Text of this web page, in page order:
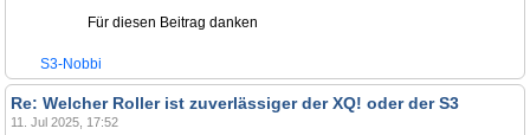
Für diesen Beitrag danken
S3-Nobbi
Re: Welcher Roller ist zuverlässiger der XQ! oder der S3
11. Jul 2025, 17:52